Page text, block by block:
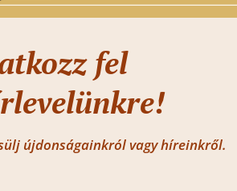
fel
újdonságainkról vagy híreinkről.